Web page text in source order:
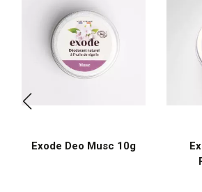
Exode Deo Musc 10g